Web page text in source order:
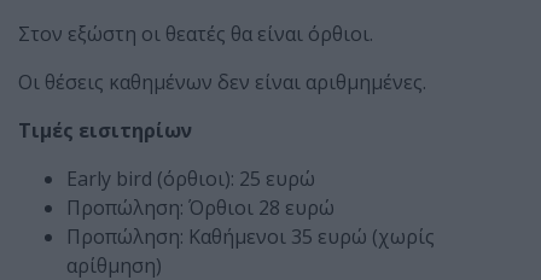
Στον εξώστη οι θεατές θα είναι όρθιοι.
Οι θέσεις καθημένων δεν είναι αριθμημένες.
Τιμές εισιτηρίων
Early bird (όρθιοι): 25 ευρώ
Προπώληση: Όρθιοι 28 ευρώ
Προπώληση: Καθήμενοι 35 ευρώ (χωρίς
αρίθμηση)